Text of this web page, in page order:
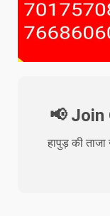
📢 Join
हापुड़ की